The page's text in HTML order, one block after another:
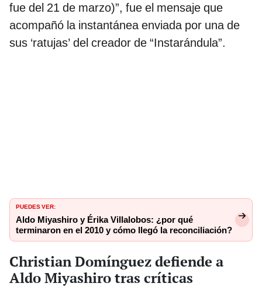
fue del 21 de marzo)”, fue el mensaje que
acompañó la instantánea enviada por una de
sus ‘ratujas’ del creador de “Instarándula”.
PUEDES VER:
Aldo Miyashiro y Érika Villalobos: ¿por qué
terminaron en el 2010 y cómo llegó la reconciliación?
Christian Domínguez defiende a
Aldo Miyashiro tras críticas